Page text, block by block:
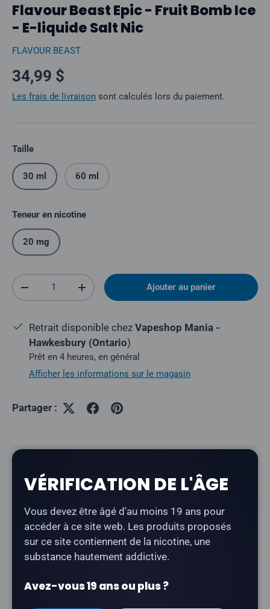
Flavour Beast Epic - Fruit Bomb Ice
- E-liquide Salt Nic
FLAVOUR BEAST
Prix normal
34,99 $
Les frais de livraison sont calculés lors du paiement.
Taille
30 ml 60 ml
Teneur en nicotine
20 mg
Quantité
Réduire la quantitéAugmenter la quantitéAjouter au panier
Retrait disponible chez Vapeshop Mania -
Hawkesbury (Ontario)
Prêt en 4 heures, en général
Afficher les informations sur le magasin
Partager :
Description
la nicotine salée qui offre une explosion de saveurs
fruitées mêlant pomme, raisin, pastèque, fraise, citron
et orange. Issu de la gamme Epic, il propose un
mélange de fruits frais, refroidi à la perfection pour
VÉRIFICATION DE L'ÂGE
Vous devez être âgé d'au moins 19 ans pour
accéder à ce site web. Les produits proposés
sur ce site contiennent de la nicotine, une
substance hautement addictive.
Avez-vous 19 ans ou plus ?